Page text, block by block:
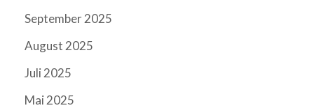
September 2025
August 2025
Juli 2025
Mai 2025